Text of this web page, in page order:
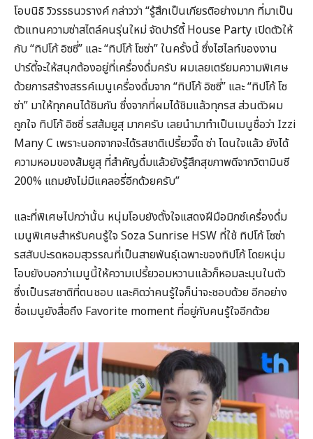
โอบนิธิ วิวรรธนวรางค์ กล่าวว่า “รู้สึกเป็นเกียรติอย่างมาก ที่มาเป็น
ตัวแทนความซ่าสไตล์คนรุ่นใหม่ จัดปาร์ตี้ House Party เปิดตัวให้
กับ “ทิปโก้ อิซซี่” และ “ทิปโก้ โซซ่า” ในครั้งนี้ ซึ่งไฮไลท์ของงาน
ปาร์ตี้จะให้สนุกต้องอยู่ที่เครื่องดื่มครับ ผมเลยเตรียมความพิเศษ
ด้วยการสร้างสรรค์เมนูเครื่องดื่มจาก “ทิปโก้ อิซซี่” และ “ทิปโก้ โซ
ซ่า” มาให้ทุกคนได้ชิมกัน ซึ่งจากที่ผมได้ชิมแล้วทุกรส ส่วนตัวผม
ถูกใจ ทิปโก้ อิซซี่ รสส้มยูสุ มากครับ เลยนำมาทำเป็นเมนูชื่อว่า Izzi
Many C เพราะนอกจากจะได้รสชาติเปรี้ยวจี๊ด ซ่า โดนใจแล้ว ยังได้
ความหอมของส้มยูสุ ที่สำคัญดื่มแล้วยังรู้สึกสุขภาพดีจากวิตามินซี
200% แถมยังไม่มีแคลอรี่อีกด้วยครับ”
และที่พิเศษไปกว่านั้น หนุ่มโอบยังตั้งใจแสดงฝีมือมิกซ์เครื่องดื่ม
เมนูพิเศษสำหรับคนรู้ใจ Soza Sunrise HSW ที่ใช้ ทิปโก้ โซซ่า
รสสับปะรดหอมสุวรรณที่เป็นสายพันธุ์เฉพาะของทิปโก้ โดยหนุ่ม
โอบยังบอกว่าเมนูนี้ให้ความเปรี้ยวอมหวานแล้วก็หอมละมุนในตัว
ซึ่งเป็นรสชาติที่ตนชอบ และคิดว่าคนรู้ใจก็น่าจะชอบด้วย อีกอย่าง
ชื่อเมนูยังสื่อถึง Favorite moment ที่อยู่กับคนรู้ใจอีกด้วย